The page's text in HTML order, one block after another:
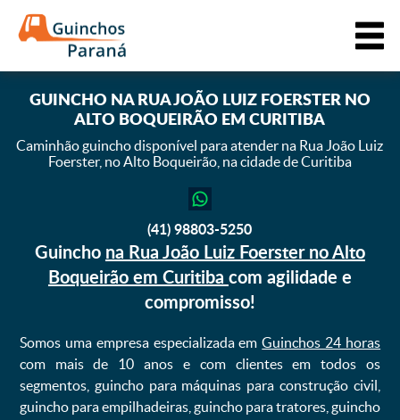
GUINCHONA RUA JOÃO LUIZ FOERSTER NO
ALTO BOQUEIRÃO EM CURITIBA
Caminhão guincho disponível para atender na Rua João Luiz
Foerster, no Alto Boqueirão, na cidade de Curitiba
(41) 98803-5250
Guincho na Rua João Luiz Foerster no Alto
Boqueirão em Curitiba com agilidade e
compromisso!
Somos uma empresa especializada emGuinchos 24 horas
com mais de 10 anos e com clientes em todos os
segmentos, guincho para máquinas para construção civil,
guincho para empilhadeiras, guincho para tratores, guincho